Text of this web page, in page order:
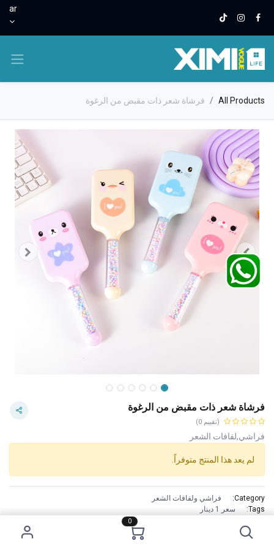
0
ar
All Products فرشاة شعر ذات مقبض من الرغوة
فرشاة شعر ذات مقبض من الرغوة
(تقييم 0)
فراشي,لفافات الشعر
لم يعد هذا المنتج متوفراً.
Category:
فراشي ولفافات الشعر
Tags:
سعر 1 دينار
To comb your hair.